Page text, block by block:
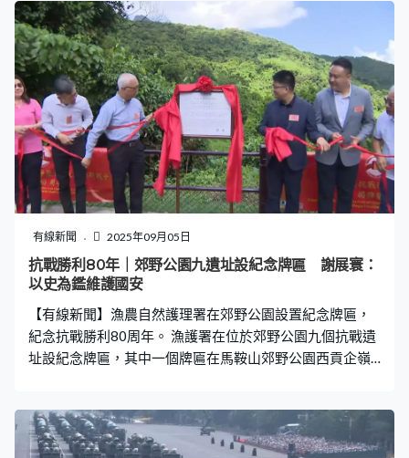
過去都是長古略今，在讀歷史的做法上，如果我們看抗戰
歷史對我們如此重要，是否有條件可以多說近化史，令我
們明白要有和平就要有強國建設。」 她又說學習歷史需要
結合書本及體驗，期望未來設立更多愛國主義教育基地。
有線新聞 2025年09月05日
抗戰勝利80年｜郊野公園九遺址設紀念牌匾 謝展寰：
以史為鑑維護國安
【有線新聞】漁農自然護理署在郊野公園設置紀念牌匾，
紀念抗戰勝利80周年。 漁護署在位於郊野公園九個抗戰遺
址設紀念牌匾，其中一個牌匾在馬鞍山郊野公園西貢企嶺
態局和漁護署會致力保護和推廣具抗戰歷史價值的自然和
文化資源，已為多處的抗戰遺址進行修繕和保護工作。他